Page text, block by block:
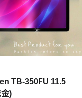
TB-350FU 11.5
金)